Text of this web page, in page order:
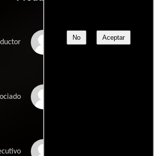
No Aceptar
Andrew Braunsberg